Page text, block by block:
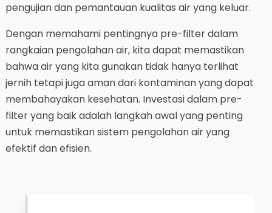
pengujian dan pemantauan kualitas air yang keluar.
Dengan memahami pentingnya pre-filter dalam
rangkaian pengolahan air, kita dapat memastikan
bahwa air yang kita gunakan tidak hanya terlihat
jernih tetapi juga aman dari kontaminan yang dapat
membahayakan kesehatan. Investasi dalam pre-
filter yang baik adalah langkah awal yang penting
untuk memastikan sistem pengolahan air yang
efektif dan efisien.